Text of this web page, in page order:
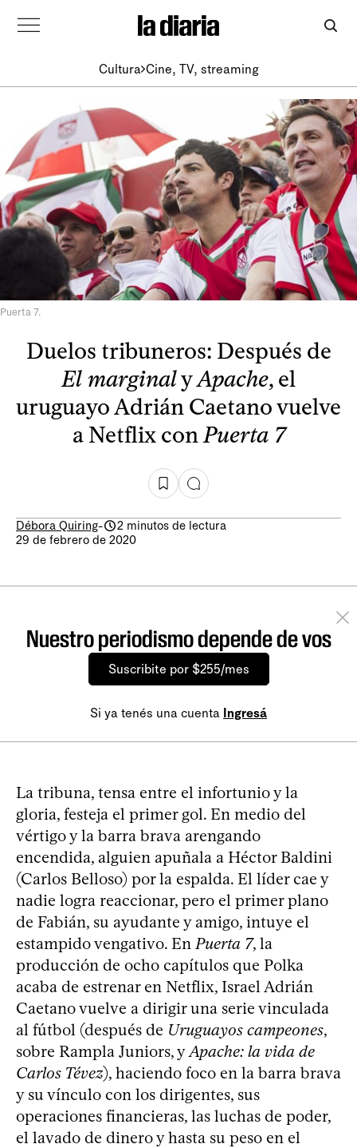
Cultura Cine, TV, streaming
Puerta 7.
Duelos tribuneros: Después de
El marginalyApache, el
uruguayo Adrián Caetano vuelve
a Netflix conPuerta 7
Débora Quiring-
2 minutos de lectura
29 de febrero de 2020
Nuestro periodismo depende de vos
Suscribite por $255/mes
Si ya tenés una cuenta Ingresá
La tribuna, tensa entre el infortunio y la
gloria, festeja el primer gol. En medio del
vértigo y la barra brava arengando
encendida, alguien apuñala a Héctor Baldini
(Carlos Belloso) por la espalda. El líder cae y
nadie logra reaccionar, pero el primer plano
de Fabián, su ayudante y amigo, intuye el
estampido vengativo. EnPuerta 7, la
producción de ocho capítulos que Polka
acaba de estrenar en Netflix, Israel Adrián
Caetano vuelve a dirigir una serie vinculada
al fútbol (después de Uruguayos campeones,
sobre Rampla Juniors, yApache: la vida de
Carlos Tévez), haciendo foco en la barra brava
y su vínculo con los dirigentes, sus
operaciones financieras, las luchas de poder,
el lavado de dinero y hasta su peso en el